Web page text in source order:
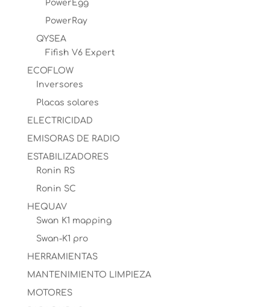
PowerEgg
PowerRay
QYSEA
Fifish V6 Expert
ECOFLOW
Inversores
Placas solares
ELECTRICIDAD
EMISORAS DE RADIO
ESTABILIZADORES
Ronin RS
Ronin SC
HEQUAV
Swan K1 mapping
Swan-K1 pro
HERRAMIENTAS
MANTENIMIENTO LIMPIEZA
MOTORES